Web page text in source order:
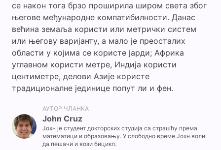
се након тога брзо проширила широм света због
његове међународне компатибилности. Данас
већина земаља користи или метрички систем
или његову варијанту, а мало је преосталих
области у којима се користе јарди; Африка
углавном користи метре, Индија користи
центиметре, делови Азије користе
традиционалне јединице попут ли и фен.
АУТОР ЧЛАНКА
John Cruz
Јохн је студент докторских студија са страшћу према
математици и образовању. У слободно време Јохн воли
да пешачи и вози бицикл.